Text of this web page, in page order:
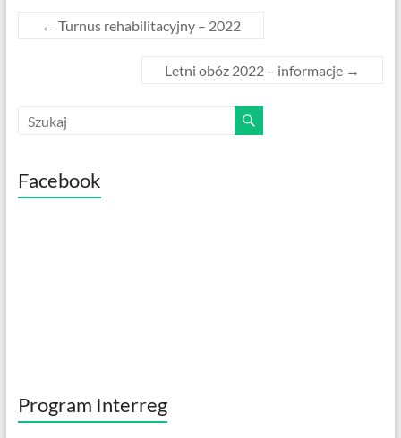
o
k
← Turnus rehabilitacyjny – 2022
Letni obóz 2022 – informacje →
Facebook
Program Interreg